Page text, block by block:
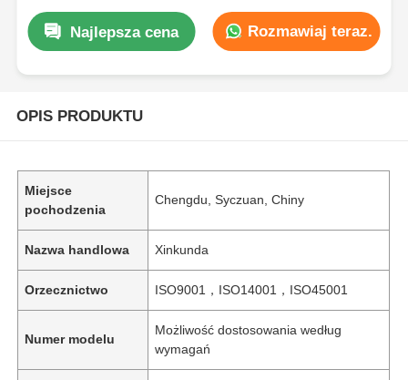
Najlepsza cena Rozmawiaj teraz.
OPIS PRODUKTU
Miejsce
pochodzenia
Chengdu, Syczuan, Chiny
Nazwa handlowa Xinkunda
Orzecznictwo ISO9001，ISO14001，ISO45001
Numer modelu
Możliwość dostosowania według
wymagań